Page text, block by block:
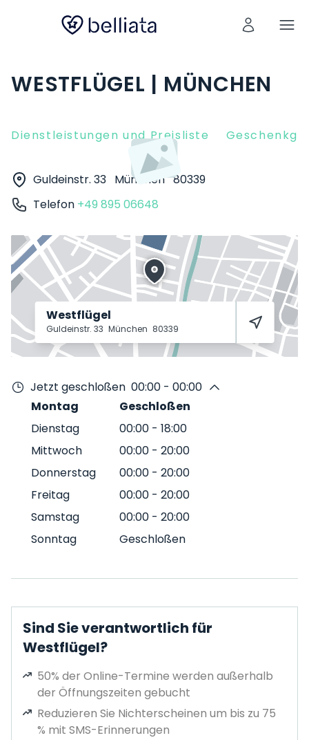
WESTFLÜGEL | MÜNCHEN
Dienstleistungen und Preisliste
Guldeinstr. 33 München 80339
Telefon +49 895 06648
Westflügel
Guldeinstr. 33 München 80339
Jetzt geschloßen 00:00 - 00:00
Montag
Geschloßen
Dienstag
00:00 - 18:00
Mittwoch
00:00 - 20:00
Donnerstag
00:00 - 20:00
Freitag
00:00 - 20:00
Samstag
00:00 - 20:00
Sonntag
Geschloßen
Sind Sie verantwortlich für
Westflügel?
50% der Online-Termine werden außerhalb
der Öffnungszeiten gebucht
Reduzieren Sie Nichterscheinen um bis zu 75
% mit SMS-Erinnerungen